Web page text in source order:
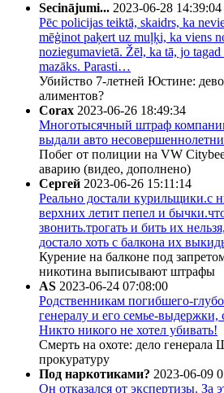
Secinājumi... 2023-06-28 14:39:04
Pēc policijas teiktā, skaidrs, ka
mēģinot paķert uz muļķi, ka viens
noziegumavietā. Žēl, ka tā, jo
mazāks. Parasti…
Убийство 7-летней Юстине:
алиментов?
Corax 2023-06-26 18:49:34
Многотысячный штраф
выдали авто
Побег от полиции на VW
аварию (видео, дополнено)
Сергей 2023-06-26 15:11:14
Реально достали курильщики.с
верхних летит пепел и
звонить.трогать и бить их
достало хоть с балкона их
Курение на балконе под
никотина выписывают штрафы
AS 2023-06-24 07:08:00
Родственникам погибшего-
генералу и его семье-выдержки,
Никто никого не хотел убивать!
Смерть на охоте: дело генерала
прокуратуру
Под наркотиками? 2023-06-09
Он отказался от экспертизы. За